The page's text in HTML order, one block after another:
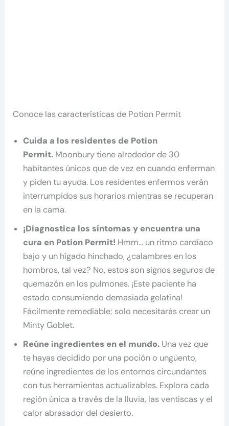
Conoce las características de Potion Permit
Cuida a los residentes de Potion
Permit. Moonbury tiene alrededor de 30
habitantes únicos que de vez en cuando enferman
y piden tu ayuda. Los residentes enfermos verán
interrumpidos sus horarios mientras se recuperan
en la cama.
¡Diagnostica los síntomas y encuentra una
cura en Potion Permit! Hmm… un ritmo cardíaco
bajo y un hígado hinchado, ¿calambres en los
hombros, tal vez? No, estos son signos seguros de
quemazón en los pulmones. ¡Este paciente ha
estado consumiendo demasiada gelatina!
Fácilmente remediable; solo necesitarás crear un
Minty Goblet.
Reúne ingredientes en el mundo. Una vez que
te hayas decidido por una poción o ungüento,
reúne ingredientes de los entornos circundantes
con tus herramientas actualizables. Explora cada
región única a través de la lluvia, las ventiscas y el
calor abrasador del desierto.